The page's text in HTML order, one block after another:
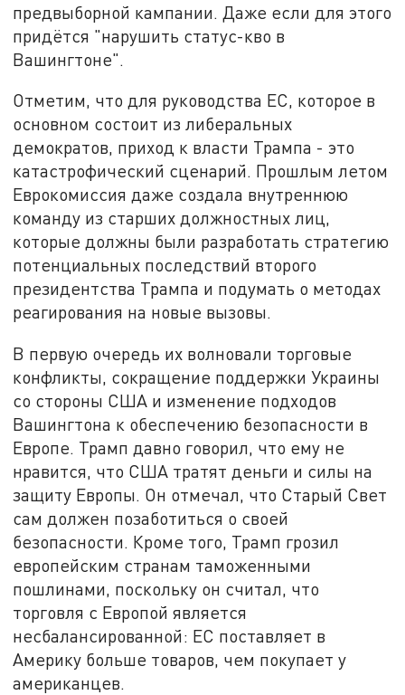
предвыборной кампании. Даже если для этого
придётся "нарушить статус-кво в
Вашингтоне".
Отметим, что для руководства ЕС, которое в
основном состоит из либеральных
демократов, приход к власти Трампа - это
катастрофический сценарий. Прошлым летом
Еврокомиссия даже создала внутреннюю
команду из старших должностных лиц,
которые должны были разработать стратегию
потенциальных последствий второго
президентства Трампа и подумать о методах
реагирования на новые вызовы.
В первую очередь их волновали торговые
конфликты, сокращение поддержки Украины
со стороны США и изменение подходов
Вашингтона к обеспечению безопасности в
Европе. Трамп давно говорил, что ему не
нравится, что США тратят деньги и силы на
защиту Европы. Он отмечал, что Старый Свет
сам должен позаботиться о своей
безопасности. Кроме того, Трамп грозил
европейским странам таможенными
пошлинами, поскольку он считал, что
торговля с Европой является
несбалансированной: ЕС поставляет в
Америку больше товаров, чем покупает у
американцев.